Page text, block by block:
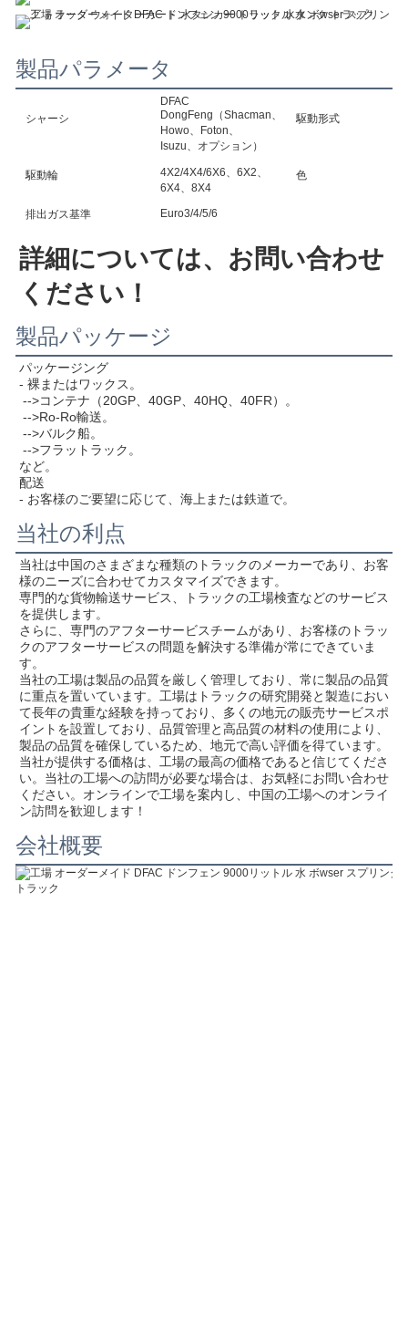
製品パラメータ
シャーシ
DFAC
DongFeng（Shacman、
Howo、Foton、
Isuzu、オプション）
駆動形式
駆動輪
4X2/4X4/6X6、6X2、
6X4、8X4
色
排出ガス基準 Euro3/4/5/6
詳細については、お問い合わせ
ください！
製品パッケージ
パッケージング
- 裸またはワックス。
-->コンテナ（20GP、40GP、40HQ、40FR）。
-->Ro-Ro輸送。
-->バルク船。
-->フラットラック。
など。
配送
- お客様のご要望に応じて、海上または鉄道で。
当社の利点
当社は中国のさまざまな種類のトラックのメーカーであり、お客
様のニーズに合わせてカスタマイズできます。
専門的な貨物輸送サービス、トラックの工場検査などのサービス
を提供します。
さらに、専門のアフターサービスチームがあり、お客様のトラッ
クのアフターサービスの問題を解決する準備が常にできていま
す。
当社の工場は製品の品質を厳しく管理しており、常に製品の品質
に重点を置いています。工場はトラックの研究開発と製造におい
て長年の貴重な経験を持っており、多くの地元の販売サービスポ
イントを設置しており、品質管理と高品質の材料の使用により、
製品の品質を確保しているため、地元で高い評価を得ています。
当社が提供する価格は、工場の最高の価格であると信じてくださ
い。当社の工場への訪問が必要な場合は、お気軽にお問い合わせ
ください。オンラインで工場を案内し、中国の工場へのオンライ
ン訪問を歓迎します！
会社概要